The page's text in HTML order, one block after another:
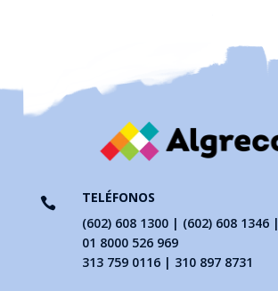

TELÉFONOS
(602) 608 1300 | (602) 608 1346 |
01 8000 526 969
313 759 0116 | 310 897 8731